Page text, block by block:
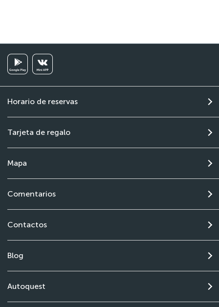
Horario de reservas
Tarjeta de regalo
Mapa
Comentarios
Contactos
Blog
Autoquest